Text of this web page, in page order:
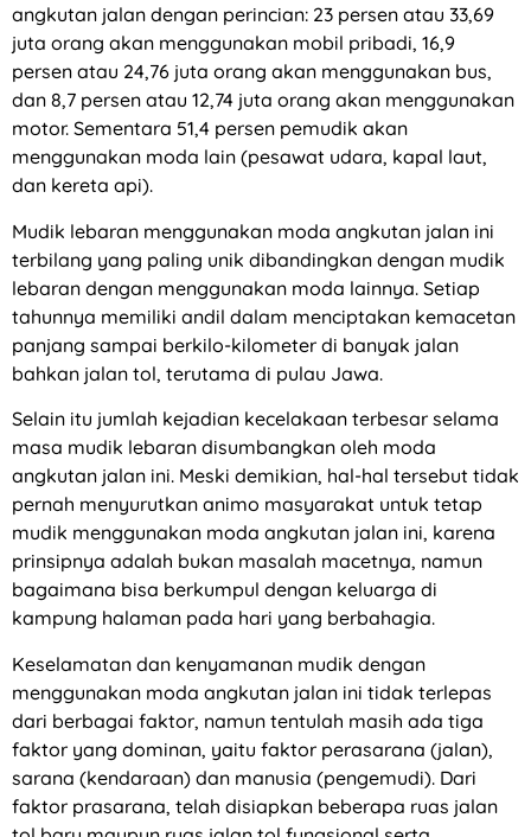
angkutan jalan dengan perincian: 23 persen atau 33,69
juta orang akan menggunakan mobil pribadi, 16,9
persen atau 24,76 juta orang akan menggunakan bus,
dan 8,7 persen atau 12,74 juta orang akan menggunakan
motor. Sementara 51,4 persen pemudik akan
menggunakan moda lain (pesawat udara, kapal laut,
dan kereta api).
Mudik lebaran menggunakan moda angkutan jalan ini
terbilang yang paling unik dibandingkan dengan mudik
lebaran dengan menggunakan moda lainnya. Setiap
tahunnya memiliki andil dalam menciptakan kemacetan
panjang sampai berkilo-kilometer di banyak jalan
bahkan jalan tol, terutama di pulau Jawa.
Selain itu jumlah kejadian kecelakaan terbesar selama
masa mudik lebaran disumbangkan oleh moda
angkutan jalan ini. Meski demikian, hal-hal tersebut tidak
pernah menyurutkan animo masyarakat untuk tetap
mudik menggunakan moda angkutan jalan ini, karena
prinsipnya adalah bukan masalah macetnya, namun
bagaimana bisa berkumpul dengan keluarga di
kampung halaman pada hari yang berbahagia.
Keselamatan dan kenyamanan mudik dengan
menggunakan moda angkutan jalan ini tidak terlepas
dari berbagai faktor, namun tentulah masih ada tiga
faktor yang dominan, yaitu faktor perasarana (jalan),
sarana (kendaraan) dan manusia (pengemudi). Dari
faktor prasarana, telah disiapkan beberapa ruas jalan